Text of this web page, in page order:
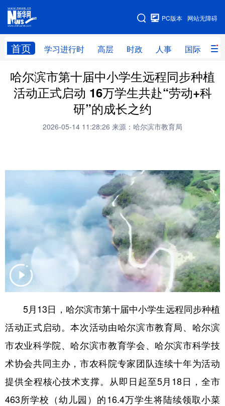
网站无障碍
PC版本
首页 学习进行时 高层 时政 人事 国际 财
网站地图
学习进行时 高层 时政 人事
国际 财经 网评 港澳
思客智库 全球连线
金融 汽车
人居 信息化 乡村振兴
城市 旅游 能源
娱乐 时尚
悦读 公益 书画 一带一路
亚太网 上市公司 投教基地
地方频道
北京 天津 河北 山西
辽宁 吉林 上海 江苏
浙江 安徽 福建 江西
哈尔滨市第十届中小学生远程同步种植
活动正式启动 16万学生共赴“劳动+科
研”的成长之约
2026-05-14 11:28:26 来源：哈尔滨市教育局
5月13日，哈尔滨市第十届中小学生远程同步种植
活动正式启动。本次活动由哈尔滨市教育局、哈尔滨
市农业科学院、哈尔滨市教育学会、哈尔滨市科学技
术协会共同主办，市农科院专家团队连续十年为活动
提供全程核心技术支撑。从即日起至5月18日，全市
463所学校（幼儿园）的16.4万学生将陆续领取小菜